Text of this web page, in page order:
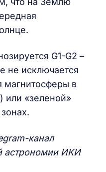
G1-G2 –
не исключается
магнитосферы в
или «зеленой»
канал
астрономии ИКИ